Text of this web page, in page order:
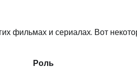
фильмах и сериалах. Вот
Роль